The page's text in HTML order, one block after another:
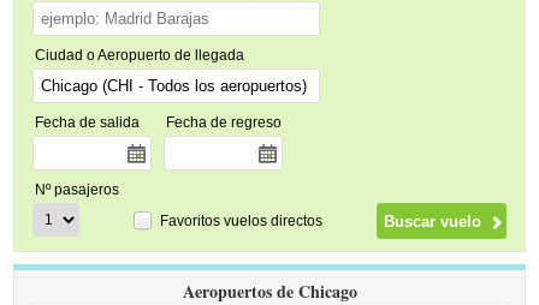
Ciudad o Aeropuerto de llegada
Fecha de salida Fecha de regreso
Nº pasajeros
Favoritos vuelos directos
Aeropuertos de Chicago